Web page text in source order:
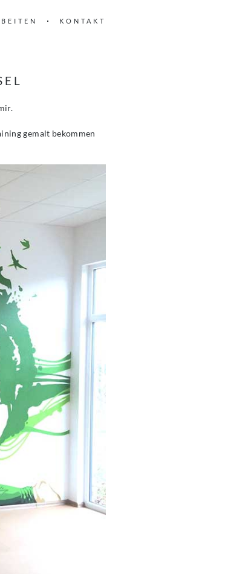
KONTAKT
gemalt bekommen